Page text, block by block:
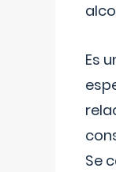
Es
Se